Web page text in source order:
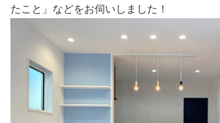
たこと」などをお伺いしました！